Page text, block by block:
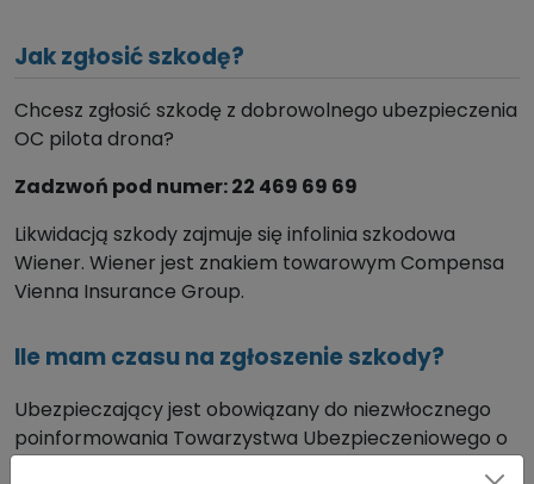
Jak zgłosić szkodę?
Chcesz zgłosić szkodę z dobrowolnego ubezpieczenia
OC pilota drona?
Zadzwoń pod numer: 22 469 69 69
Likwidacją szkody zajmuje się infolinia szkodowa
Wiener. Wiener jest znakiem towarowym Compensa
Vienna Insurance Group.
Ile mam czasu na zgłoszenie szkody?
Ubezpieczający jest obowiązany do niezwłocznego
poinformowania Towarzystwa Ubezpieczeniowego o